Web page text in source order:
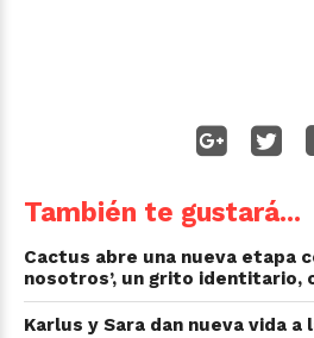
También te gustará...
Cactus abre una nueva etapa
nosotros’, un grito identitario,
Karlus y Sara dan nueva vida a